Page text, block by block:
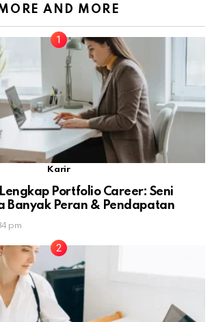
AND MORE
Karir
Portfolio Career: Seni
Banyak Peran & Pendapatan
pm